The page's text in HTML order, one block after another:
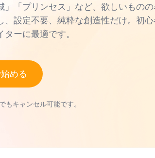
「プリンセス」など、欲しいもの
設定不要、純粋な創造性だけ。初
ーに最適です。
める
キャンセル可能です。